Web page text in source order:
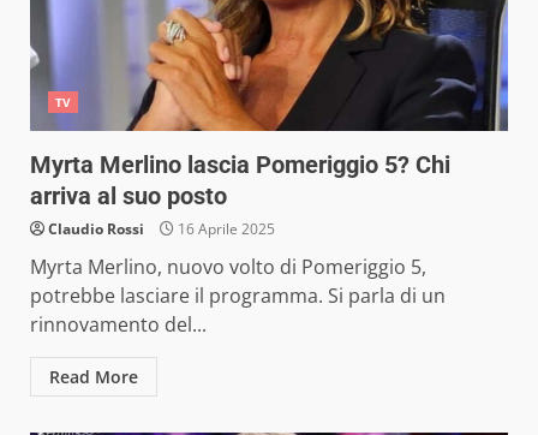
TV
Myrta Merlino lascia Pomeriggio 5? Chi
arriva al suo posto
Claudio Rossi 16 Aprile 2025
Myrta Merlino, nuovo volto di Pomeriggio 5,
potrebbe lasciare il programma. Si parla di un
rinnovamento del...
Read More